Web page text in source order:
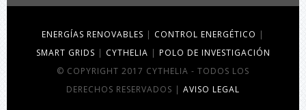
ENERGÍAS RENOVABLES | CONTROL ENERGÉTICO |
SMART GRIDS | CYTHELIA | POLO DE INVESTIGACIÓN
© COPYRIGHT 2017 CYTHELIA - TODOS LOS
DERECHOS RESERVADOS | AVISO LEGAL